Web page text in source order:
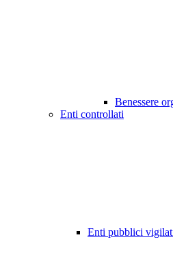
Benessere
Enti controllati
Enti pubblici